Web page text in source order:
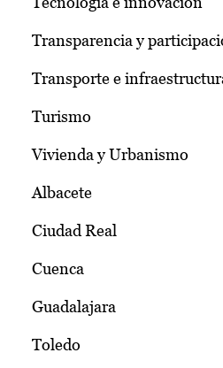
Transparencia y
Transporte e
Turismo
Vivienda y Urbanismo
Albacete
Ciudad Real
Cuenca
Guadalajara
Toledo